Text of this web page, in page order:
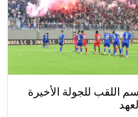
اللقب للجولة الأخيرة